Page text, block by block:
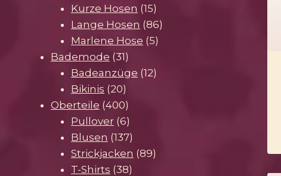
Produkte
Kurze Hosen 1515
Produkte
Lange Hosen 8686
Marlene Hose 55
Bademode 3131
Produkte
Badeanzüge 1212
Bikinis 2020
Produkte
Oberteile 400400
Produkte
Pullover 66
Produkte
Blusen 137137
Produkte
Strickjacken 8989
T-Shirts 3838